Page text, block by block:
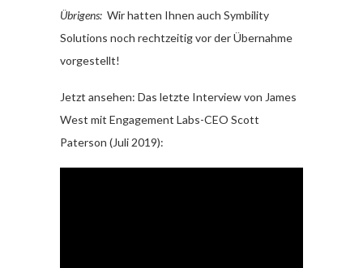
Übrigens: Wir hatten Ihnen auch Symbility
Solutions noch rechtzeitig vor der Übernahme
vorgestellt!
Jetzt ansehen: Das letzte Interview von James
West mit Engagement Labs-CEO Scott
Paterson (Juli 2019):